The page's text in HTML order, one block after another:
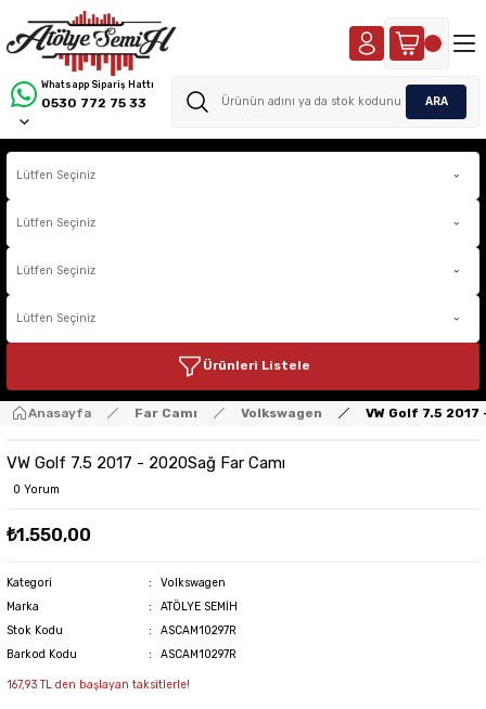
Whatsapp Sipariş Hattı
0530 772 75 33 ARA
Ürünleri Listele
Anasayfa Far Camı Volkswagen VW Golf 7.5
VW Golf 7.5 2017 - 2020Sağ Far Camı
0 Yorum
₺1.550,00
Kategori
Volkswagen
Marka
ATÖLYE SEMİH
Stok Kodu
ASCAM10297R
Barkod Kodu
ASCAM10297R
167,93 TL den başlayan taksitlerle!